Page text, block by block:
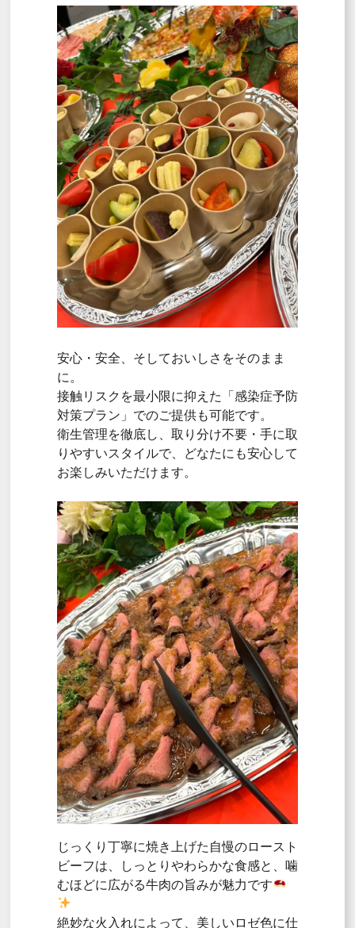
安心・安全、そしておいしさをそのまま
に。
接触リスクを最小限に抑えた「感染症予防
対策プラン」でのご提供も可能です。
衛生管理を徹底し、取り分け不要・手に取
りやすいスタイルで、どなたにも安心して
お楽しみいただけます。
じっくり丁寧に焼き上げた自慢のロースト
ビーフは、しっとりやわらかな食感と、噛
むほどに広がる牛肉の旨みが魅力です
絶妙な火入れによって、美しいロゼ色に仕